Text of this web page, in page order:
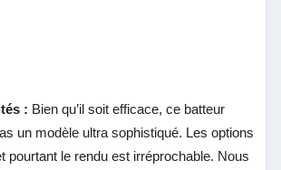
: Bien qu’il soit efficace, ce batteur
un modèle ultra sophistiqué. Les options
pourtant le rendu est irréprochable. Nous